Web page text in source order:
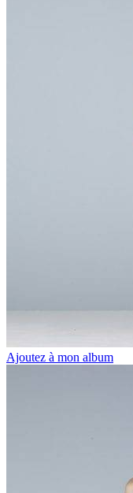
Ajoutez à mon album